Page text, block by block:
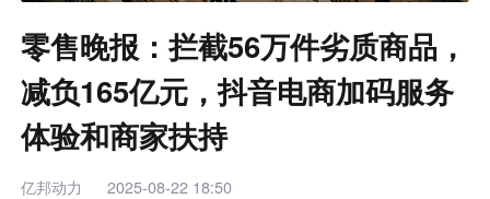
零售晚报：拦截56万件劣质商品，
减负165亿元，抖音电商加码服务
体验和商家扶持
亿邦动力
2025-08-22 18:50